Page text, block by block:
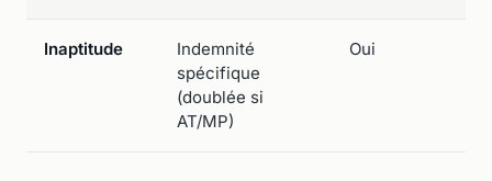
Inaptitude
Indemnité
spécifique
(doublée si
AT/MP)
Oui